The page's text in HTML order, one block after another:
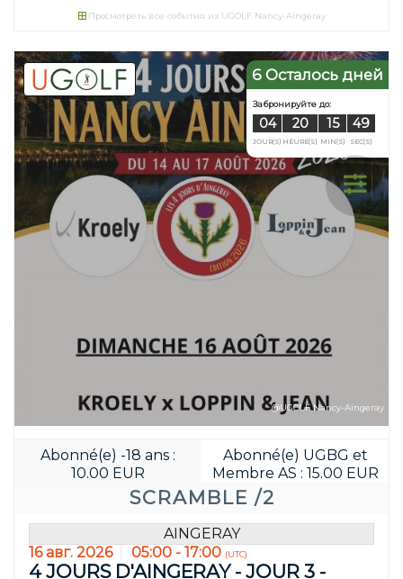
03
Просмотреть все события из UGOLF Nancy-Aingeray
6 Осталось дней
SCRAMBLE /2
Abonné(e) -18 ans :
10.00 EUR
Abonné(e) UGBG et
Membre AS : 15.00 EUR
@UGOLF Nancy-Aingeray
AINGERAY
16 авг. 2026
05:00 - 17:00 (UTC)
4 JOURS D'AINGERAY - JOUR 3 -